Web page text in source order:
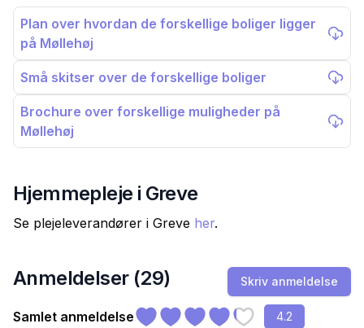
Plan over hvordan de forskellige boliger ligger
på Møllehøj
Små skitser over de forskellige boliger
Brochure over forskellige muligheder på
Møllehøj
Hjemmepleje i Greve
Se plejeleverandører i Greve her.
Anmeldelser (29) Skriv anmeldelse
Samlet anmeldelse 4.2